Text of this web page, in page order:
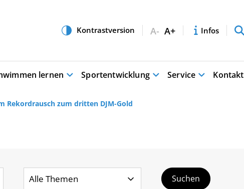
A- A+ Infos
lernen Sportentwicklung Service Kontakt
Rekordrausch zum dritten DJM-Gold